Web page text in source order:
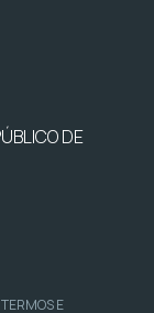
DE
TERMOS E